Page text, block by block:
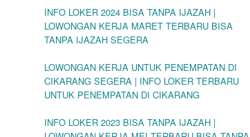
INFO LOKER 2024 BISA TANPA IJAZAH |
LOWONGAN KERJA MARET TERBARU BISA
TANPA IJAZAH SEGERA
LOWONGAN KERJA UNTUK PENEMPATAN DI
CIKARANG SEGERA | INFO LOKER TERBARU
UNTUK PENEMPATAN DI CIKARANG
INFO LOKER 2023 BISA TANPA IJAZAH |